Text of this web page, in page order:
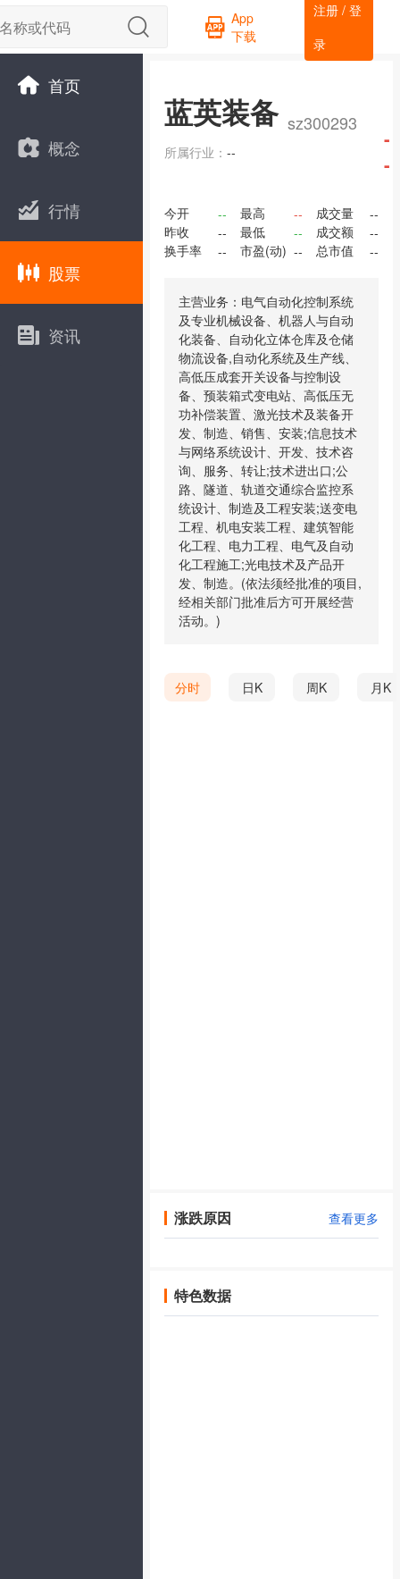
App
下载
注册 / 登
录
首页
概念
行情
股票
资讯
蓝英装备 sz300293
所属行业： --
-
-
今开 -- 最高 -- 成交量
--
昨收
-- 最低 -- 成交额
--
换手率
-- 市盈(动) -- 总市值 --
主营业务：电气自动化控制系统
及专业机械设备、机器人与自动
化装备、自动化立体仓库及仓储
物流设备,自动化系统及生产线、
高低压成套开关设备与控制设
备、预装箱式变电站、高低压无
功补偿装置、激光技术及装备开
发、制造、销售、安装;信息技术
与网络系统设计、开发、技术咨
询、服务、转让;技术进出口;公
路、隧道、轨道交通综合监控系
统设计、制造及工程安装;送变电
工程、机电安装工程、建筑智能
化工程、电力工程、电气及自动
化工程施工;光电技术及产品开
发、制造。(依法须经批准的项目,
经相关部门批准后方可开展经营
活动。)
分时 日K 周K 月K
涨跌原因 查看更多
特色数据